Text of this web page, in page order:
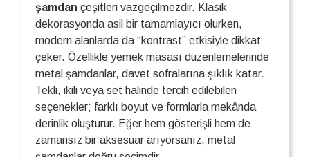
şamdan çeşitleri vazgeçilmezdir. Klasik
dekorasyonda asil bir tamamlayıcı olurken,
modern alanlarda da “kontrast” etkisiyle dikkat
çeker. Özellikle yemek masası düzenlemelerinde
metal şamdanlar, davet sofralarına şıklık katar.
Tekli, ikili veya set halinde tercih edilebilen
seçenekler; farklı boyut ve formlarla mekânda
derinlik oluşturur. Eğer hem gösterişli hem de
zamansız bir aksesuar arıyorsanız, metal